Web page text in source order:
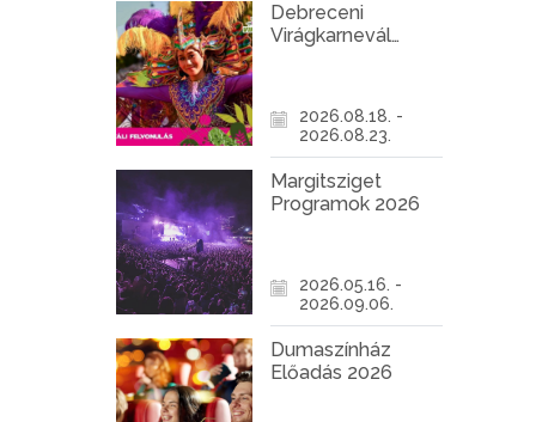
Debreceni
Virágkarnevál
2026.08.18. -
2026.08.23.
Margitsziget
Programok 2026
2026.05.16. -
2026.09.06.
Dumaszínház
Előadás 2026